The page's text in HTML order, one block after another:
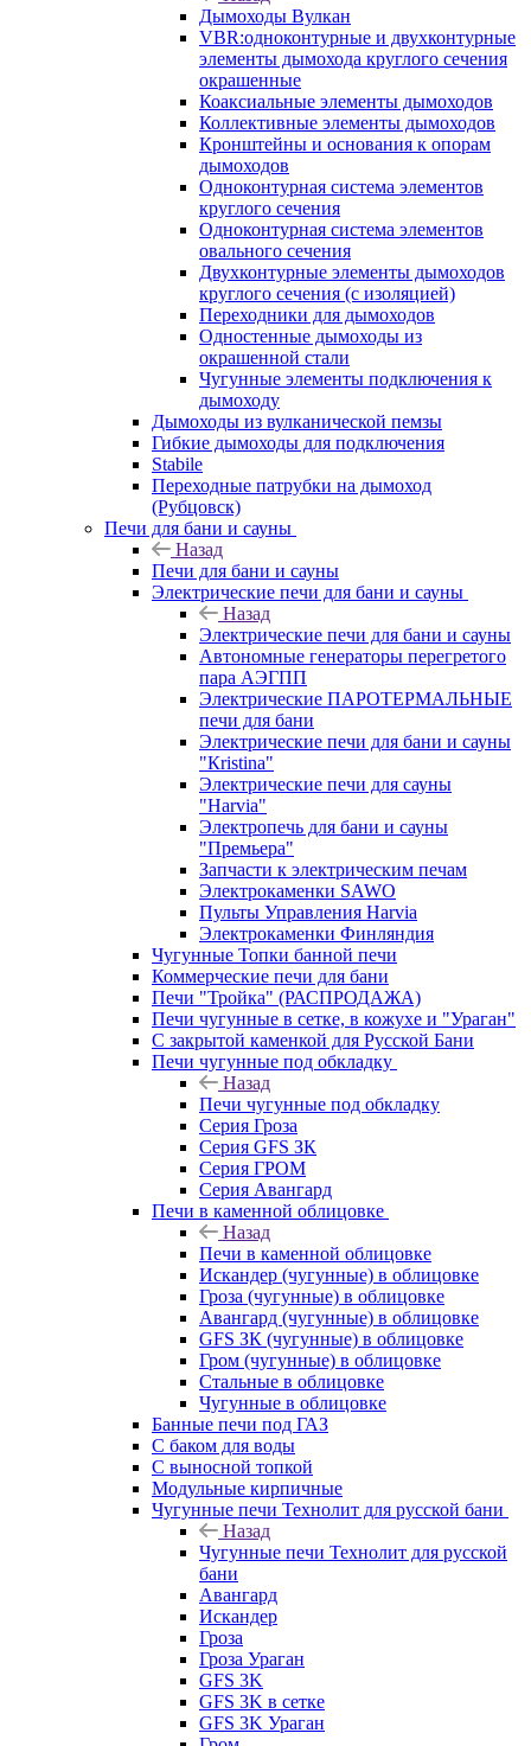
Дымоходы Вулкан
VBR:одноконтурные и двухконтурные
элементы дымохода круглого сечения
окрашенные
Коаксиальные элементы дымоходов
Коллективные элементы дымоходов
Кронштейны и основания к опорам
дымоходов
Одноконтурная система элементов
круглого сечения
Одноконтурная система элементов
овального сечения
Двухконтурные элементы дымоходов
круглого сечения (с изоляцией)
Переходники для дымоходов
Одностенные дымоходы из
окрашенной стали
Чугунные элементы подключения к
дымоходу
Дымоходы из вулканической пемзы
Гибкие дымоходы для подключения
Stabile
Переходные патрубки на дымоход
(Рубцовск)
Печи для бани и сауны
Назад
Печи для бани и сауны
Электрические печи для бани и сауны
Назад
Электрические печи для бани и сауны
Автономные генераторы перегретого
пара АЭГПП
Электрические ПАРОТЕРМАЛЬНЫЕ
печи для бани
Электрические печи для бани и сауны
"Кristina"
Электрические печи для сауны
"Harvia"
Электропечь для бани и сауны
"Премьера"
Запчасти к электрическим печам
Электрокаменки SAWO
Пульты Управления Harvia
Электрокаменки Финляндия
Чугунные Топки банной печи
Коммерческие печи для бани
Печи "Тройка" (РАСПРОДАЖА)
Печи чугунные в сетке, в кожухе и "Ураган"
С закрытой каменкой для Русской Бани
Печи чугунные под обкладку
Назад
Печи чугунные под обкладку
Серия Гроза
Серия GFS ЗК
Серия ГРОМ
Серия Авангард
Печи в каменной облицовке
Назад
Печи в каменной облицовке
Искандер (чугунные) в облицовке
Гроза (чугунные) в облицовке
Авангард (чугунные) в облицовке
GFS ЗК (чугунные) в облицовке
Гром (чугунные) в облицовке
Стальные в облицовке
Чугунные в облицовке
Банные печи под ГАЗ
С баком для воды
С выносной топкой
Модульные кирпичные
Чугунные печи Технолит для русской бани
Назад
Чугунные печи Технолит для русской
бани
Авангард
Искандер
Гроза
Гроза Ураган
GFS 3K
GFS 3K в сетке
GFS 3K Ураган